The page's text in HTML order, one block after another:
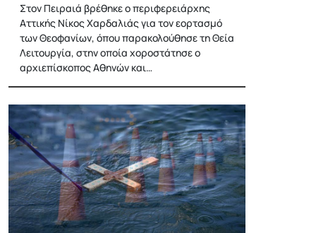
Στον Πειραιά βρέθηκε ο περιφερειάρχης
Αττικής Νίκος Χαρδαλιάς για τον εορτασμό
των Θεοφανίων, όπου παρακολούθησε τη Θεία
Λειτουργία, στην οποία χοροστάτησε ο
αρχιεπίσκοπος Αθηνών και…